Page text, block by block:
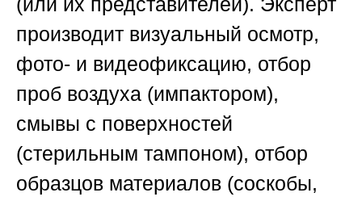
производит визуальный осмотр,
фото- и видеофиксацию, отбор
проб воздуха (импактором),
смывы с поверхностей
(стерильным тампоном), отбор
образцов материалов (соскобы,